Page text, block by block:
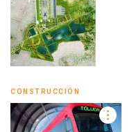
CONSTRUCCIÓN